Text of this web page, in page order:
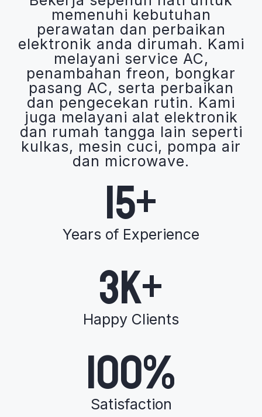
memenuhi kebutuhan
perawatan dan perbaikan
elektronik anda dirumah. Kami
melayani service AC,
penambahan freon, bongkar
pasang AC, serta perbaikan
dan pengecekan rutin. Kami
juga melayani alat elektronik
dan rumah tangga lain seperti
kulkas, mesin cuci, pompa air
dan microwave.
15+
Years of Experience
3K+
Happy Clients
100%
Satisfaction